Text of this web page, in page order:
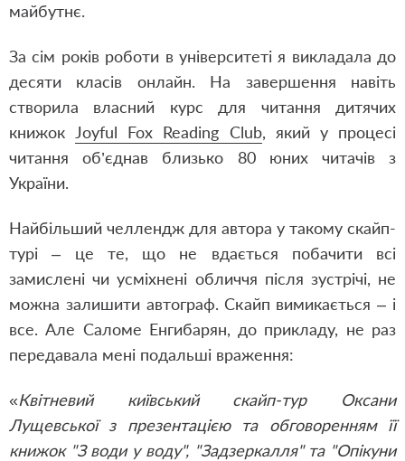
майбутнє.
За сім років роботи в університеті я викладала до
десяти класів онлайн. На завершення навіть
створила власний курс для читання дитячих
книжок
Joyful Fox Reading Club, який у процесі
читання об’єднав близько 80 юних читачів з
України.
Найбільший челлендж для автора у такому скайп-
турі – це те, що не вдається побачити всі
замислені чи усміхнені обличчя після зустрічі, не
можна залишити автограф. Скайп вимикається – і
все. Але Саломе Енгибарян, до прикладу, не раз
передавала мені подальші враження:
«Квітневий київський скайп-тур Оксани
Лущевської з презентацією та обговоренням її
книжок "З води у воду", "Задзеркалля" та "Опікуни